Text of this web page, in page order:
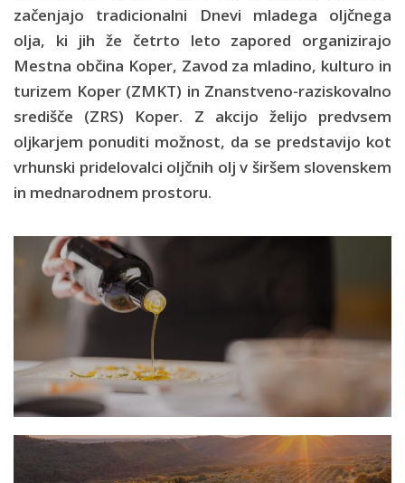
začenjajo tradicionalni Dnevi mladega oljčnega
olja, ki jih že četrto leto zapored organizirajo
Mestna občina Koper, Zavod za mladino, kulturo in
turizem Koper (ZMKT) in Znanstveno-raziskovalno
središče (ZRS) Koper. Z akcijo želijo predvsem
oljkarjem ponuditi možnost, da se predstavijo kot
vrhunski pridelovalci oljčnih olj v širšem slovenskem
in mednarodnem prostoru.